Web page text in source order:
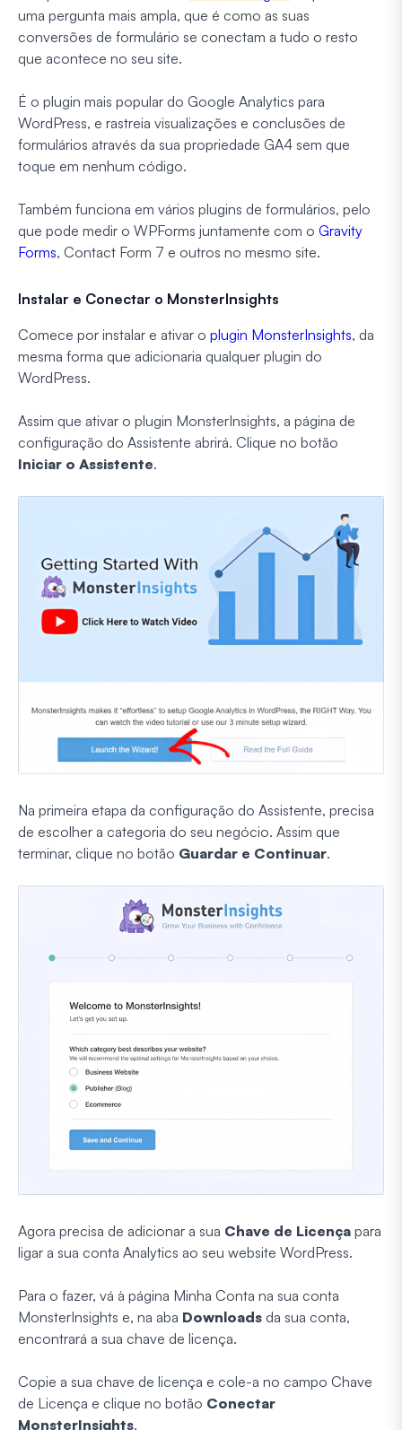
uma pergunta mais ampla, que é como as suas
conversões de formulário se conectam a tudo o resto
que acontece no seu site.
É o plugin mais popular do Google Analytics para
WordPress, e rastreia visualizações e conclusões de
formulários através da sua propriedade GA4 sem que
toque em nenhum código.
Também funciona em vários plugins de formulários, pelo
que pode medir o WPForms juntamente com o Gravity
Forms, Contact Form 7 e outros no mesmo site.
Instalar e Conectar o MonsterInsights
Comece por instalar e ativar o plugin MonsterInsights, da
mesma forma que adicionaria qualquer plugin do
WordPress.
Assim que ativar o plugin MonsterInsights, a página de
configuração do Assistente abrirá. Clique no botão
Iniciar o Assistente.
Na primeira etapa da configuração do Assistente, precisa
de escolher a categoria do seu negócio. Assim que
terminar, clique no botão Guardar e Continuar.
Agora precisa de adicionar a sua Chave de Licença para
ligar a sua conta Analytics ao seu website WordPress.
Para o fazer, vá à página Minha Conta na sua conta
MonsterInsights e, na aba Downloads da sua conta,
encontrará a sua chave de licença.
Copie a sua chave de licença e cole-a no campo Chave
de Licença e clique no botão Conectar
MonsterInsights.